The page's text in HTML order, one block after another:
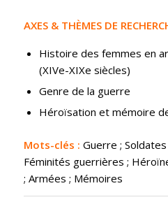
AXES & THÈMES DE
Histoire des femmes en
(XIVe-XIXe siècles)
Genre de la guerre
Héroïsation et mémoire
Mots-clés : Guerre ;
Féminités guerrières ; Héroï
; Armées ; Mémoires